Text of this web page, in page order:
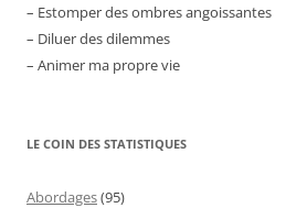
– Estomper des ombres angoissantes
– Diluer des dilemmes
– Animer ma propre vie
LE COIN DES STATISTIQUES
Abordages(95)